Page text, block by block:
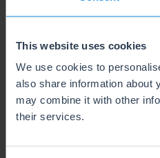
This website uses cookies
We use cookies to
also share information about
may combine it with other
their services.
receive tips on growing